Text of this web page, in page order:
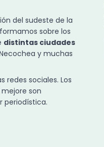
del sudeste de la
sobre los
distintas ciudades
y muchas
sociales. Los
son
periodística.